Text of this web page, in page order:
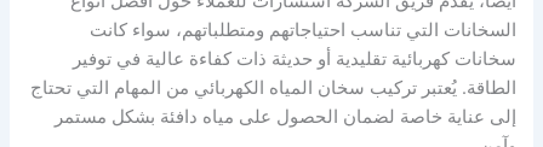
السخانات التي تناسب احتياجاتهم ومتطلباتهم، سواء كانت
سخانات كهربائية تقليدية أو حديثة ذات كفاءة عالية في توفير
الطاقة. يُعتبر تركيب سخان المياه الكهربائي من المهام التي تحتاج
إلى عناية خاصة لضمان الحصول على مياه دافئة بشكل مستمر